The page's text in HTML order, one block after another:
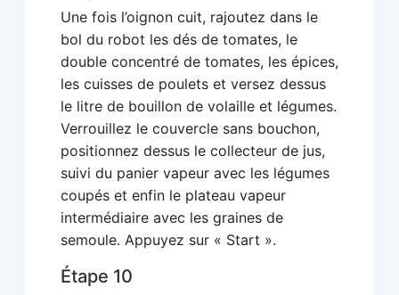
Une fois l’oignon cuit, rajoutez dans le
bol du robot les dés de tomates, le
double concentré de tomates, les épices,
les cuisses de poulets et versez dessus
le litre de bouillon de volaille et légumes.
Verrouillez le couvercle sans bouchon,
positionnez dessus le collecteur de jus,
suivi du panier vapeur avec les légumes
coupés et enfin le plateau vapeur
intermédiaire avec les graines de
semoule. Appuyez sur « Start ».
Étape 10